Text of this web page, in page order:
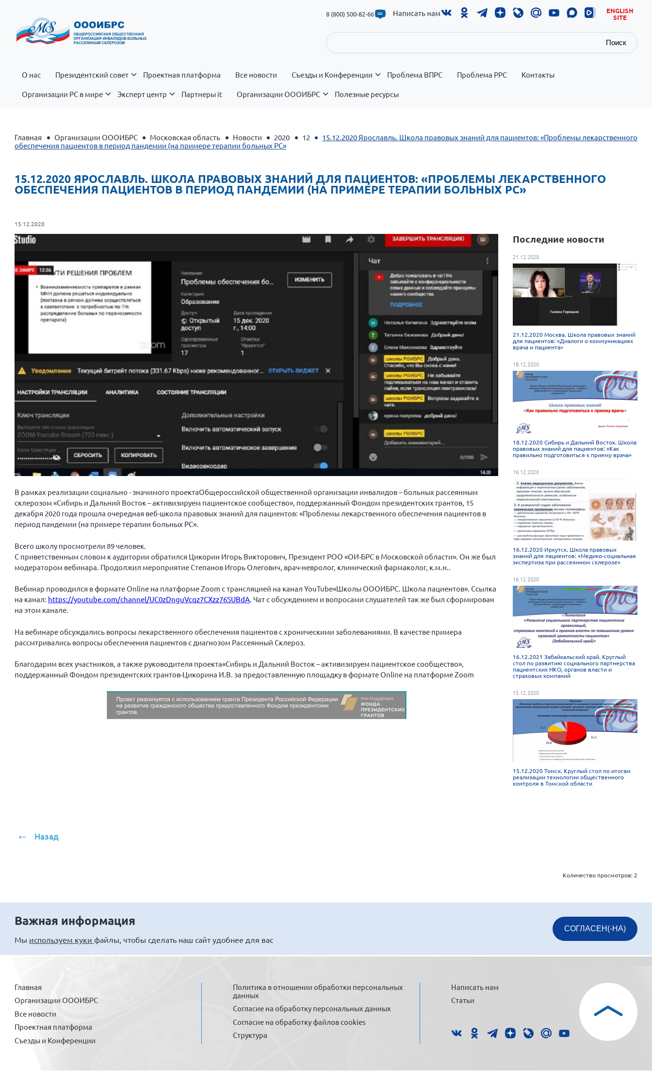
8 (800) 500-82-66 Написать нам
ENGLISH
SITE
Поиск
О нас Президентский совет Проектная платформа Все новости Съезды и Конференции Проблема ВПРС Проблема РРС Контакты
Организации РС в мире Эксперт центр Партнеры it Организации ОООИБРС Полезные ресурсы
Главная Организации ОООИБРС Московская область Новости 2020 12
15.12.2020 Ярославль. Школа правовых знаний для пациентов: «Проблемы лекарственного
обеспечения пациентов в период пандемии (на примере терапии больных РС»
15.12.2020 ЯРОСЛАВЛЬ. ШКОЛА ПРАВОВЫХ ЗНАНИЙ ДЛЯ ПАЦИЕНТОВ: «ПРОБЛЕМЫ ЛЕКАРСТВЕННОГО
ОБЕСПЕЧЕНИЯ ПАЦИЕНТОВ В ПЕРИОД ПАНДЕМИИ (НА ПРИМЕРЕ ТЕРАПИИ БОЛЬНЫХ РС»
15.12.2020
В рамках реализации социально - значимого проектаОбщероссийской общественной организации инвалидов – больных рассеянным
склерозом «Сибирь и Дальний Восток – активизируем пациентское сообщество», поддержанный Фондом президентских грантов, 15
декабря 2020 года прошла очередная веб-школа правовых знаний для пациентов: «Проблемы лекарственного обеспечения пациентов в
период пандемии (на примере терапии больных РС».
Всего школу просмотрели 89 человек.
С приветственным словом к аудитории обратился Цикорин Игорь Викторович, Президент РОО «ОИ-БРС в Московской области». Он же был
модератором вебинара. Продолжил мероприятие Степанов Игорь Олегович, врач-невролог, клинический фармаколог, к.м.н..
Вебинар проводился в формате Online на платформе Zoom с трансляцией на канал YouTube«Школы ОООИБРС. Школа пациентов». Ссылка
на канал: https://youtube.com/channel/UC0zDnguVcqz7CXzz76SUBdA. Чат с обсуждением и вопросами слушателей так же был сформирован
на этом канале.
На вебинаре обсуждались вопросы лекарственного обеспечения пациентов с хроническими заболеваниями. В качестве примера
рассмтривались вопросы обеспечения пациентов с диагнозом Рассеянный Склероз.
Благодарим всех участников, а также руководителя проекта«Сибирь и Дальний Восток – активизируем пациентское сообщество»,
поддержанный Фондом президентских грантов-Цикорина И.В. за предоставленную площадку в формате Online на платформе Zoom
Последние новости
21.12.2020
21.12.2020 Москва. Школа правовых знаний
для пациентов: «Диалоги о коммуникациях
врача и пациента»
18.12.2020
18.12.2020 Сибирь и Дальний Восток. Школа
правовых знаний для пациентов: «Как
правильно подготовиться к приему врача»
16.12.2020
16.12.2020 Иркутск. Школа правовых
знаний для пациентов: «Медико-социальная
экспертиза при рассеянном склерозе»
16.12.2020
16.12.2021 Забайкальский край. Круглый
стол по развитию социального партнерства
пациентских НКО, органов власти и
страховых компаний
15.12.2020
15.12.2020 Томск. Круглый стол по итогам
реализации технологии общественного
контроля в Томской области
Назад
Количество просмотров: 2
Важная информация
Мы используем куки файлы, чтобы сделать наш сайт удобнее для вас
СОГЛАСЕН(-НА)
Главная
Организации ОООИБРС
Все новости
Проектная платформа
Съезды и Конференции
Политика в отношении обработки персональных
данных
Согласие на обработку персональных данных
Согласие на обработку файлов cookies
Структура
Написать нам
Статьи